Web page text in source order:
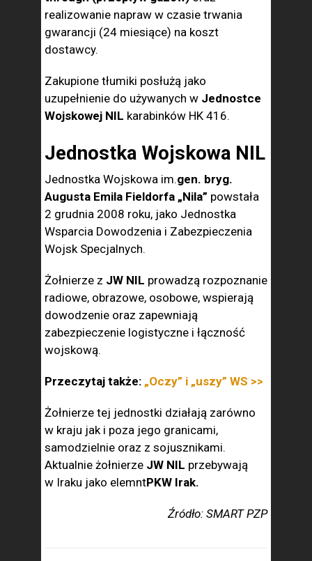
realizowanie napraw w czasie trwania
gwarancji (24 miesiące) na koszt
dostawcy.
Zakupione tłumiki posłużą jako
uzupełnienie do używanych w Jednostce
Wojskowej NIL karabinków HK 416.
Jednostka Wojskowa NIL
Jednostka Wojskowa im.gen. bryg.
Augusta Emila Fieldorfa „Nila” powstała
2 grudnia 2008 roku, jako Jednostka
Wsparcia Dowodzenia i Zabezpieczenia
Wojsk Specjalnych.
Żołnierze z JW NIL prowadzą rozpoznanie
radiowe, obrazowe, osobowe, wspierają
dowodzenie oraz zapewniają
zabezpieczenie logistyczne i łączność
wojskową.
Przeczytaj także: „Oczy” i „uszy” WS >>
Żołnierze tej jednostki działają zarówno
w kraju jak i poza jego granicami,
samodzielnie oraz z sojusznikami.
Aktualnie żołnierze JW NIL przebywają
w Iraku jako elemntPKW Irak.
Źródło: SMART PZP